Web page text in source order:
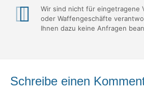
Wir sind nicht für eingetragene
oder Waffengeschäfte
Ihnen dazu keine Anfragen
Schreibe einen